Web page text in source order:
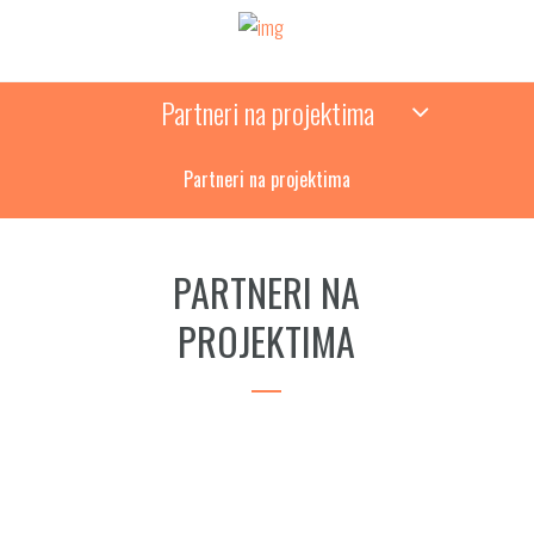
Partneri na projektima
Partneri na projektima
PARTNERI NA
PROJEKTIMA